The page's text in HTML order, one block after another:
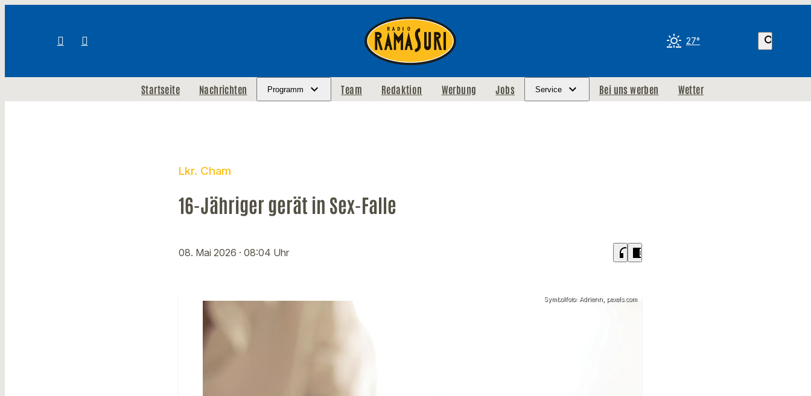
27° search
Startseite Nachrichten Programm Team Redaktion Werbung Jobs Service Bei uns werben Wetter
Lkr. Cham
16-Jähriger gerät in Sex-Falle
08. Mai 2026 · 08:04 Uhr headphones chrome_reader_mode
Symbolfoto: Adrienn, pexels.com